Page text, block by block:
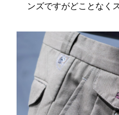
ンズですがどことなく